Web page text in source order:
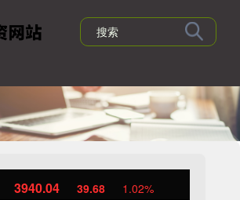
3940.04 39.68 1.02%